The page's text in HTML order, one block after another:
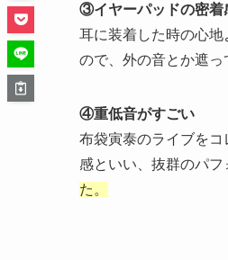
③イヤーパッドの密着
耳に装着した時の心
ので、外の音とか遮っ
④重低音がすごい
布袋寅泰のライブを
感といい、抜群のパフ
た。